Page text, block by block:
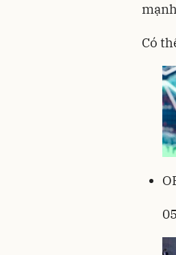
Có